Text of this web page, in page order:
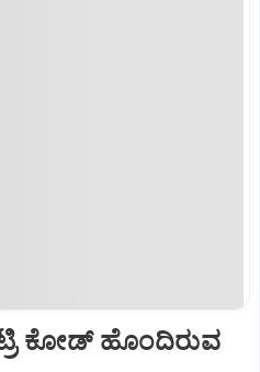
ಕೋಡ್ ಹೊಂದಿರುವ